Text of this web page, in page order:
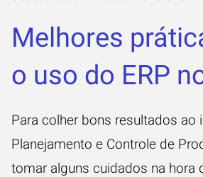
Melhores
o uso do ERP
Para colher bons resultados ao
Planejamento e Controle de
tomar alguns cuidados na hora